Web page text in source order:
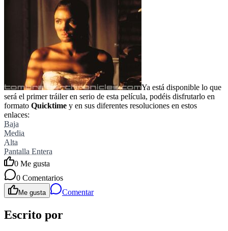
Ya está disponible lo que
será el primer tráiler en serio de esta película, podéis disfrutarlo en
formato Quicktime y en sus diferentes resoluciones en estos
enlaces:
Baja
Media
Alta
Pantalla Entera
0 Me gusta
0 Comentarios
Me gusta Comentar
Escrito por